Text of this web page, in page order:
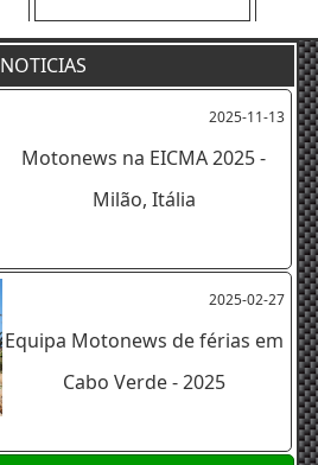
NOTICIAS
2025-11-13
Motonews na EICMA 2025 -
Milão, Itália
2025-02-27
Equipa Motonews de férias em
Cabo Verde - 2025